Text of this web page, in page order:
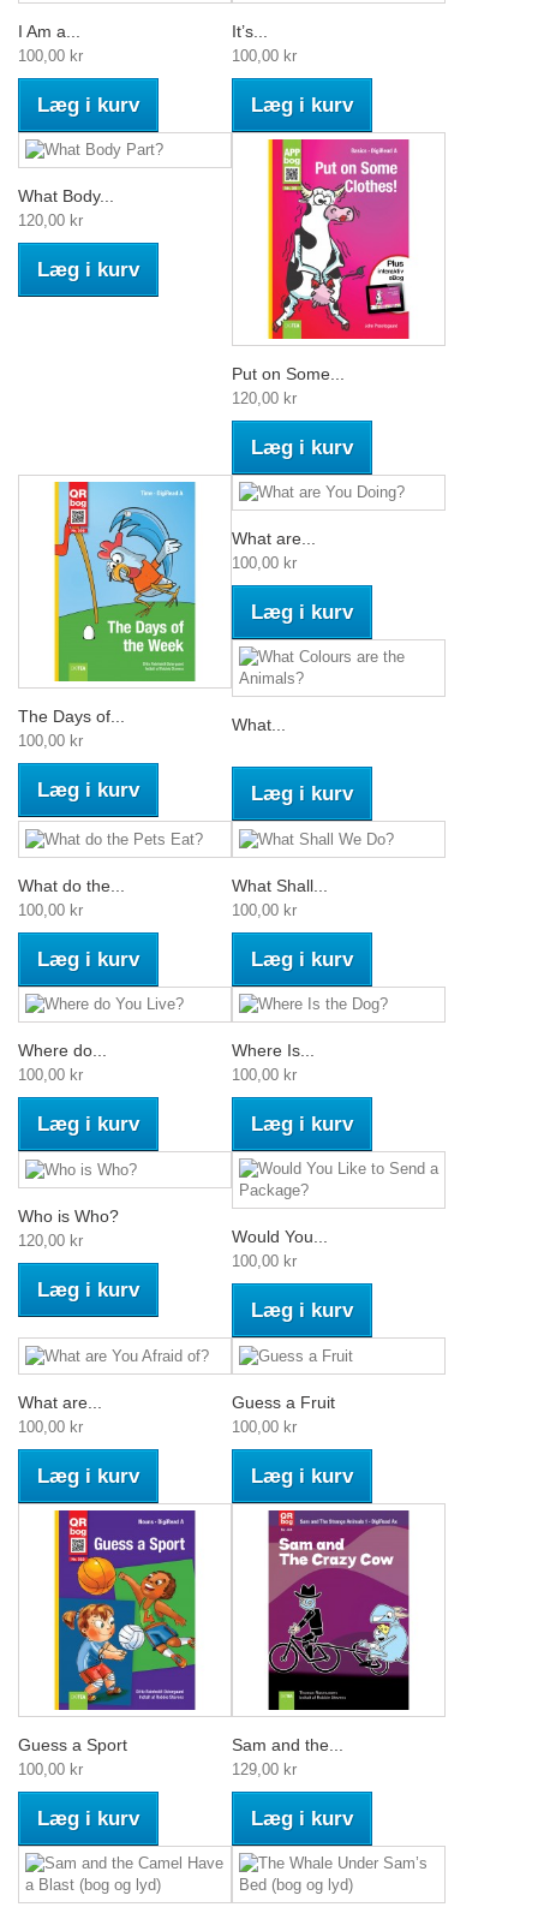
I Am a...
100,00 kr
Læg i kurv
It’s...
100,00 kr
Læg i kurv
What Body...
120,00 kr
Læg i kurv
Put on Some...
120,00 kr
Læg i kurv
The Days of...
100,00 kr
Læg i kurv
What are...
100,00 kr
Læg i kurv
What...
Læg i kurv
What do the...
100,00 kr
Læg i kurv
What Shall...
100,00 kr
Læg i kurv
Where do...
100,00 kr
Læg i kurv
Where Is...
100,00 kr
Læg i kurv
Who is Who?
120,00 kr
Læg i kurv
Would You...
100,00 kr
Læg i kurv
What are...
100,00 kr
Læg i kurv
Guess a Fruit
100,00 kr
Læg i kurv
Guess a Sport
100,00 kr
Læg i kurv
Sam and the...
129,00 kr
Læg i kurv